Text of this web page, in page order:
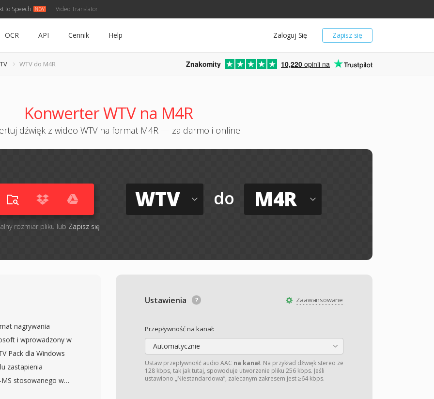
to Speech Video Translator
Zapisz się
Zaloguj Się
OCR API Cennik Help
WTV do M4R Znakomity 10,220 opinii na
Konwerter WTV na M4R
dźwięk z wideo WTV na format M4R — za darmo i online
rozmiar pliku lub Zapisz się
WTV do M4R
Zaawansowane
Ustawienia
Przepływność na kanał:
Automatycznie
Ustaw przepływność audio AAC na kanał. Na przykład dźwięk stereo ze
128 kbps, tak jak tutaj, spowoduje utworzenie pliku 256 kbps. Jeśli
ustawiono „Niestandardowa”, zalecanym zakresem jest ≥64 kbps.
nagrywania
i wprowadzony w
Pack dla Windows
zastapienia
stosowanego w
kontener do